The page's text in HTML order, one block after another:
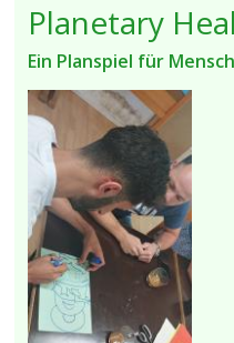
Planetary
Ein Planspiel für